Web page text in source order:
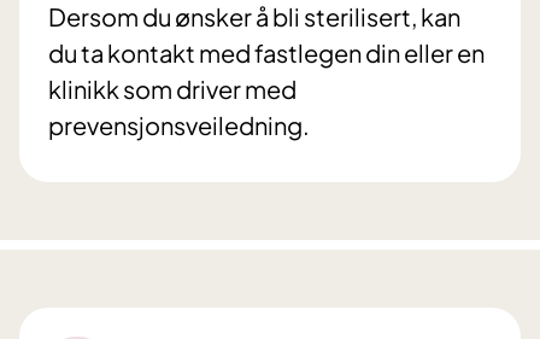
Dersom du ønsker å bli sterilisert, kan
du ta kontakt med fastlegen din eller en
klinikk som driver med
prevensjonsveiledning.